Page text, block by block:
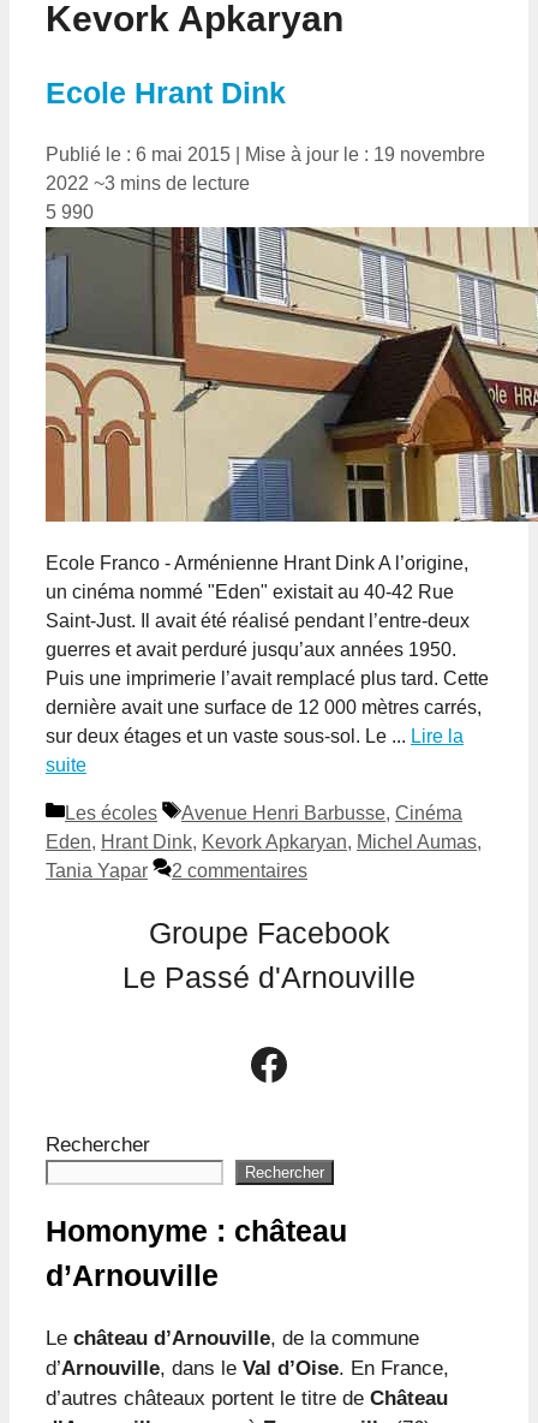
Kevork Apkaryan
Ecole Hrant Dink
Publié le : 6 mai 2015
Mise à jour le : 19 novembre
2022 ~3 mins de lecture
5 990
Ecole Franco - Arménienne Hrant Dink A l’origine,
un cinéma nommé "Eden" existait au 40-42 Rue
Saint-Just. Il avait été réalisé pendant l’entre-deux
guerres et avait perduré jusqu’aux années 1950.
Puis une imprimerie l’avait remplacé plus tard. Cette
dernière avait une surface de 12 000 mètres carrés,
sur deux étages et un vaste sous-sol. Le ... Lire la
suite
Catégories
Les écoles Étiquettes
Avenue Henri Barbusse, Cinéma
Eden, Hrant Dink, Kevork Apkaryan, Michel Aumas,
Tania Yapar
2 commentaires
Groupe Facebook
Le Passé d'Arnouville
Le groupe Facebook Le Passé d'Arnouville
Rechercher
Rechercher
Homonyme : château
d’Arnouville
Le château d’Arnouville, de la commune
d’Arnouville, dans le Val d’Oise. En France,
d’autres châteaux portent le titre de Château